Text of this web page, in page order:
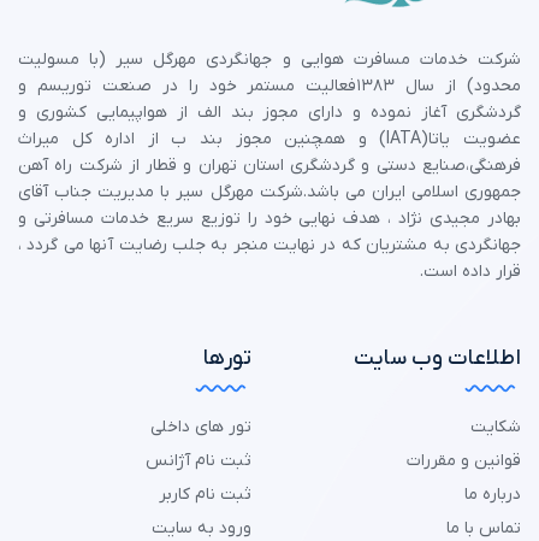
شرکت خدمات مسافرت هوایی و جهانگردی مهرگل سیر (با مسولیت
محدود) از سال 1383فعالیت مستمر خود را در صنعت توریسم و
گردشگری آغاز نموده و دارای مجوز بند الف از هواپیمایی کشوری و
عضویت یاتا(IATA) و همچنین مجوز بند ب از اداره کل میراث
فرهنگی،صنایع دستی و گردشگری استان تهران و قطار از شرکت راه آهن
جمهوری اسلامی ایران می باشد.شرکت مهرگل سیر با مدیریت جناب آقای
بهادر مجیدی نژاد ، هدف نهایی خود را توزیع سریع خدمات مسافرتی و
جهانگردی به مشتریان که در نهایت منجر به جلب رضایت آنها می گردد ،
قرار داده است.
اطلاعات وب سایت
شکایت
قوانین و مقررات
درباره ما
تماس با ما
تورها
تور های داخلی
ثبت نام آژانس
ثبت نام کاربر
ورود به سایت